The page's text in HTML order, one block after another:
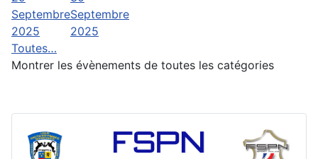
Septembre
2025
Septembre
2025
Toutes…
Montrer les évènements de toutes les catégories